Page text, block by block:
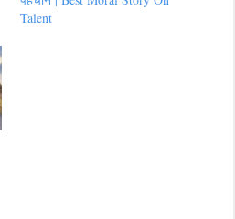
Talent